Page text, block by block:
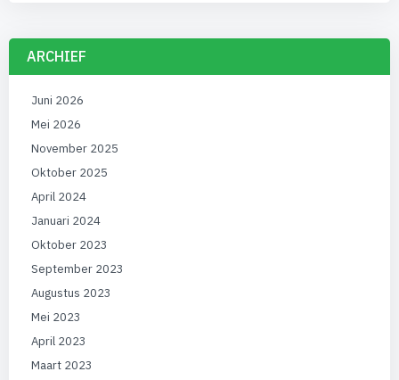
ARCHIEF
Juni 2026
Mei 2026
November 2025
Oktober 2025
April 2024
Januari 2024
Oktober 2023
September 2023
Augustus 2023
Mei 2023
April 2023
Maart 2023